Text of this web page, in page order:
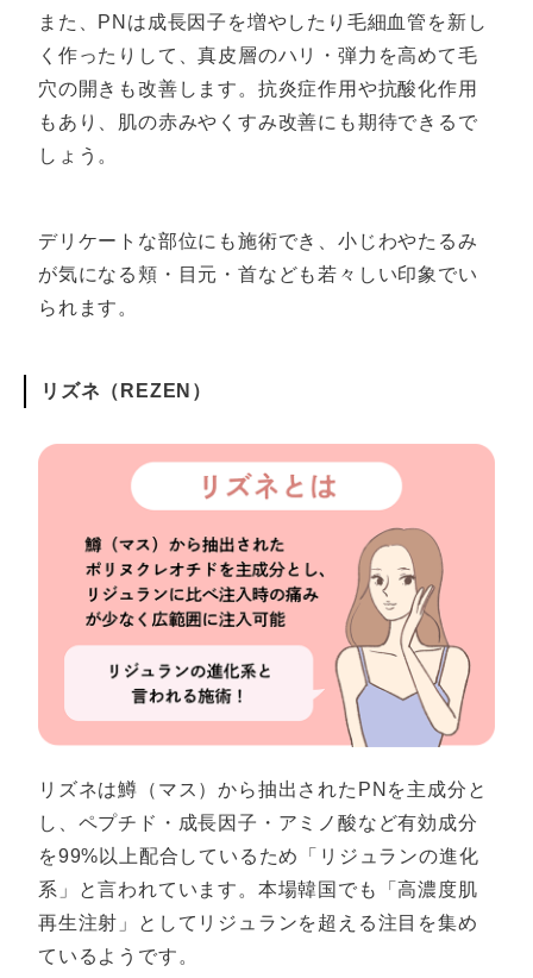
また、PNは成長因子を増やしたり毛細血管を新し
く作ったりして、真皮層のハリ・弾力を高めて毛
穴の開きも改善します。抗炎症作用や抗酸化作用
もあり、肌の赤みやくすみ改善にも期待できるで
しょう。
デリケートな部位にも施術でき、小じわやたるみ
が気になる頬・目元・首なども若々しい印象でい
られます。
リズネ（REZEN）
リズネは鱒（マス）から抽出されたPNを主成分と
し、ペプチド・成長因子・アミノ酸など有効成分
を99%以上配合しているため「リジュランの進化
系」と言われています。本場韓国でも「高濃度肌
再生注射」としてリジュランを超える注目を集め
ているようです。